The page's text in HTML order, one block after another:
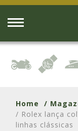
Home
/
/ Rolex lança
linhas clássicas